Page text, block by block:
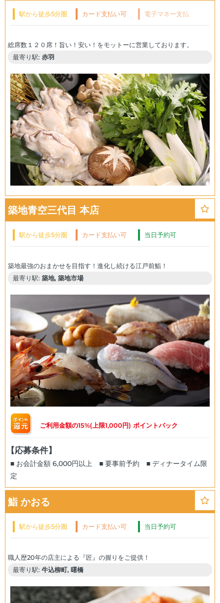
駅から徒歩5分圏
内
カード支払い可
電子マネー支払
い可
最寄り駅: 赤羽
築地青空三代目 本店
駅から徒歩5分圏
内
カード支払い可 当日予約可
最寄り駅: 築地, 築地市場
ご利用金額の15%(上限1,000円) ポイントバック
【応募条件】
■ お会計金額 6,000円以上 ■ 要事前予約 ■ ディナータイム限
定
鮨 かおる
駅から徒歩5分圏
内
カード支払い可 当日予約可
最寄り駅: 牛込柳町, 曙橋